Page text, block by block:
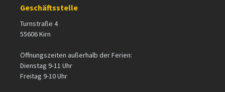
Geschäftsstelle
Turnstraße 4
55606 Kirn
Öffnungszeiten außerhalb der Ferien:
Dienstag 9-11 Uhr
Freitag 9-10 Uhr